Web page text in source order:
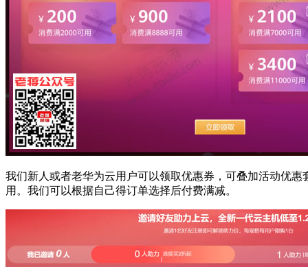
我们新人或者老华为云用户可以领取优惠券，可叠加活动优
用。我们可以根据自己得订单选择后付费满减。